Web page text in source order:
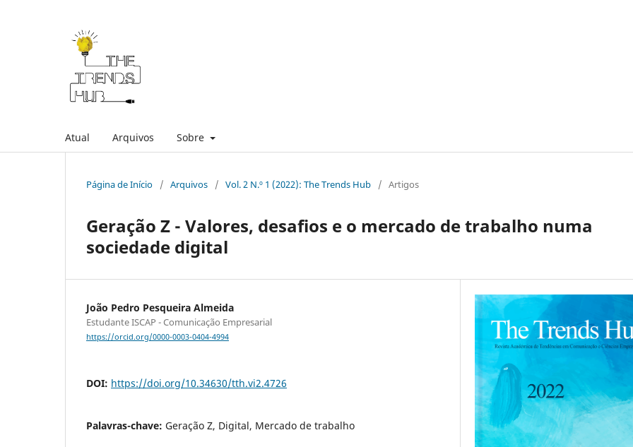
Atual Arquivos Sobre
Página de Início / Arquivos / Vol. 2 N.º 1 (2022): The Trends Hub / Artigos
Geração Z - Valores, desafios e o mercado de trabalho numa
sociedade digital
João Pedro Pesqueira Almeida
Estudante ISCAP - Comunicação Empresarial
https://orcid.org/0000-0003-0404-4994
DOI: https://doi.org/10.34630/tth.vi2.4726
Palavras-chave: Geração Z, Digital, Mercado de trabalho